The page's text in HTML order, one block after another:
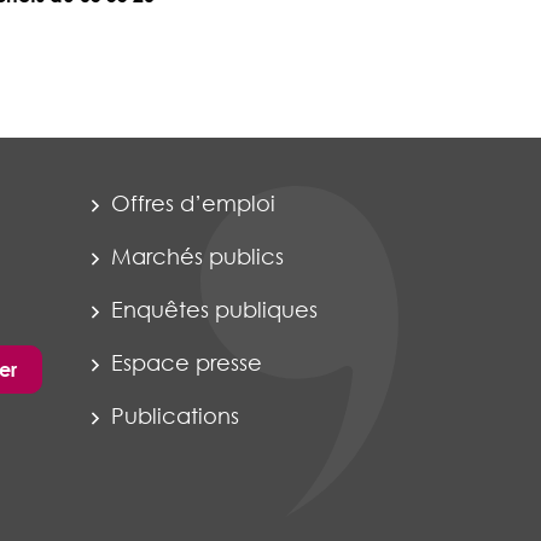
Offres d’emploi
Marchés publics
Enquêtes publiques
Espace presse
Publications